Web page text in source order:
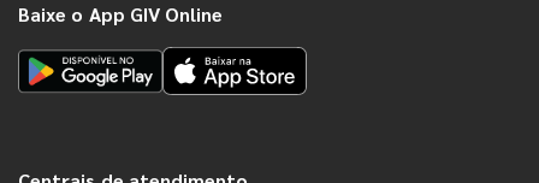
Baixe o App GIV Online